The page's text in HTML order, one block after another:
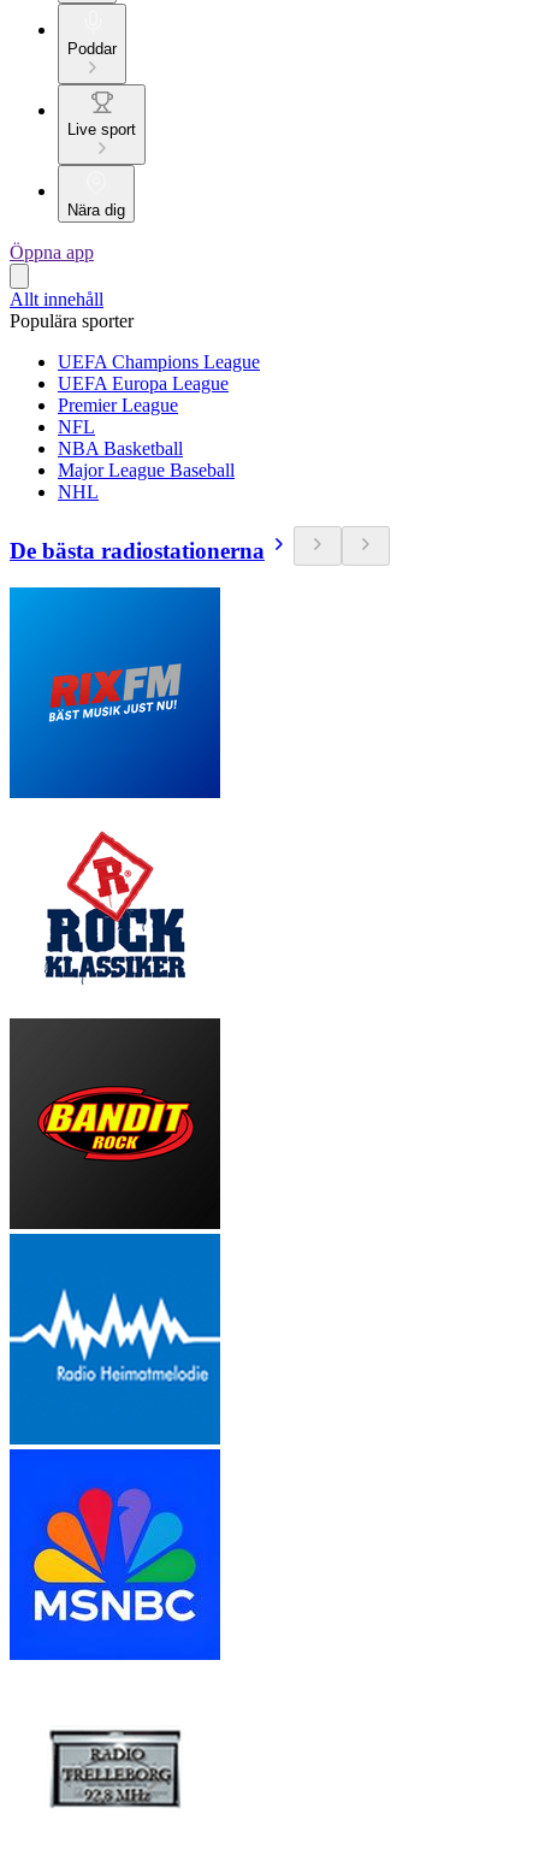
Poddar
Live sport
Nära dig
Öppna app
Allt innehåll
Populära sporter
UEFA Champions League
UEFA Europa League
Premier League
NFL
NBA Basketball
Major League Baseball
NHL
De bästa radiostationerna